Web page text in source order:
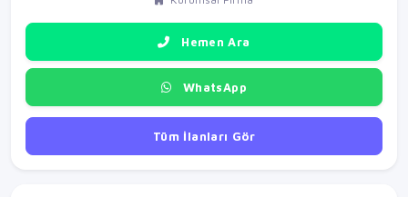
Hemen Ara
WhatsApp
Tüm İlanları Gör